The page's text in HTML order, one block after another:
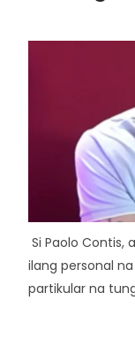
Si Paolo Contis,
ilang personal
partikular na